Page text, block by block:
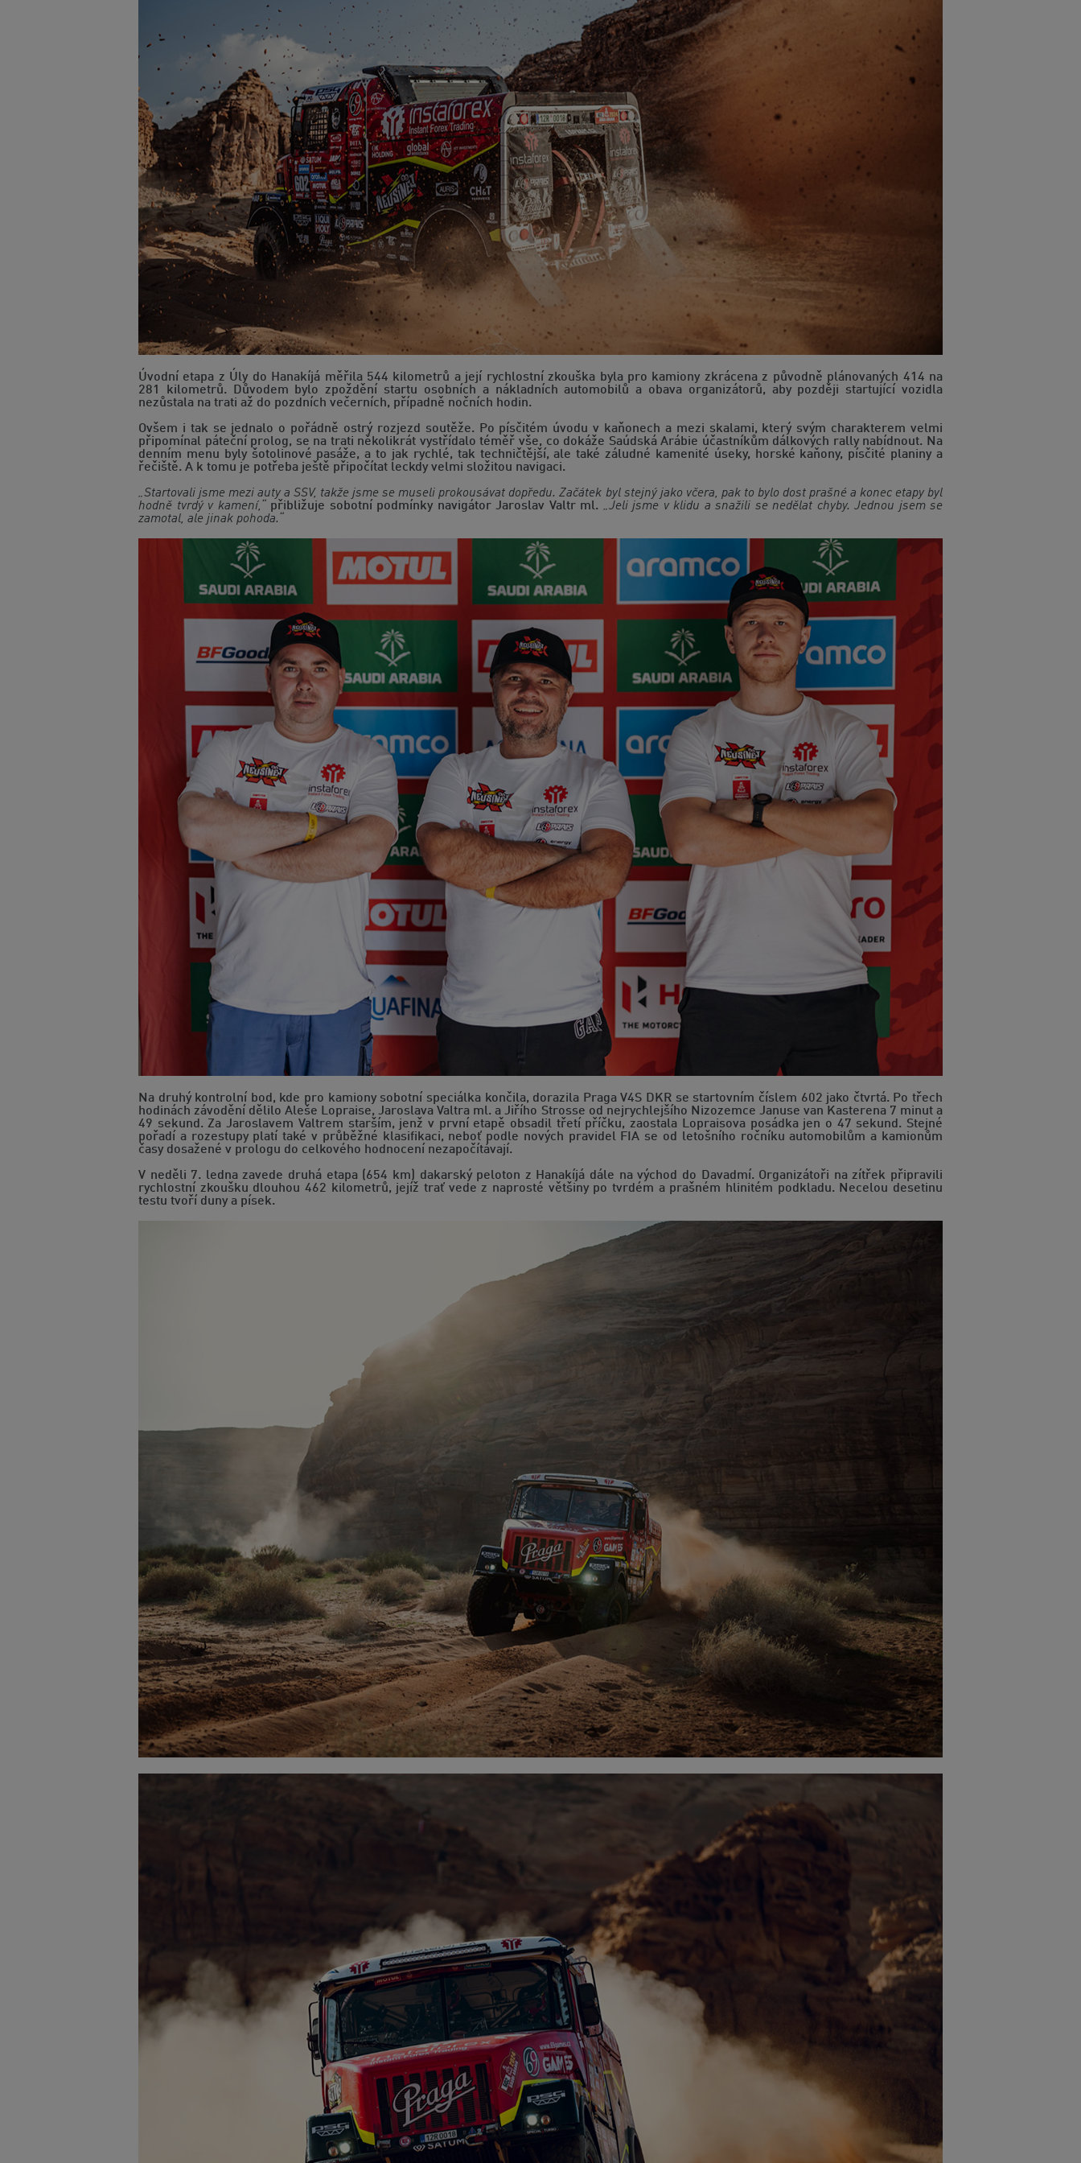
Úvodní etapa z Úly do Hanakíjá měřila 544 kilometrů a její rychlostní zkouška byla pro kamiony zkrácena z původně plánovaných 414 na
281 kilometrů. Důvodem bylo zpoždění startu osobních a nákladních automobilů a obava organizátorů, aby později startující vozidla
nezůstala na trati až do pozdních večerních, případně nočních hodin.
Ovšem i tak se jednalo o pořádně ostrý rozjezd soutěže. Po písčitém úvodu v kaňonech a mezi skalami, který svým charakterem velmi
připomínal páteční prolog, se na trati několikrát vystřídalo téměř vše, co dokáže Saúdská Arábie účastníkům dálkových rally nabídnout. Na
denním menu byly šotolinové pasáže, a to jak rychlé, tak techničtější, ale také záludné kamenité úseky, horské kaňony, písčité planiny a
řečiště. A k tomu je potřeba ještě připočítat leckdy velmi složitou navigaci.
„Startovali jsme mezi auty a SSV, takže jsme se museli prokousávat dopředu. Začátek byl stejný jako včera, pak to bylo dost prašné a konec etapy byl
hodně tvrdý v kamení,“
přibližuje sobotní podmínky navigátor Jaroslav Valtr ml. „Jeli jsme v klidu a snažili se nedělat chyby. Jednou jsem se
zamotal, ale jinak pohoda.“
Na druhý kontrolní bod, kde pro kamiony sobotní speciálka končila, dorazila Praga V4S DKR se startovním číslem 602 jako čtvrtá. Po třech
hodinách závodění dělilo Aleše Lopraise, Jaroslava Valtra ml. a Jiřího Strosse od nejrychlejšího Nizozemce Januse van Kasterena 7 minut a
49 sekund. Za Jaroslavem Valtrem starším, jenž v první etapě obsadil třetí příčku, zaostala Lopraisova posádka jen o 47 sekund. Stejné
pořadí a rozestupy platí také v průběžné klasifikaci, neboť podle nových pravidel FIA se od letošního ročníku automobilům a kamionům
časy dosažené v prologu do celkového hodnocení nezapočítávají.
V neděli 7. ledna zavede druhá etapa (654 km) dakarský peloton z Hanakíjá dále na východ do Davadmí. Organizátoři na zítřek připravili
rychlostní zkoušku dlouhou 462 kilometrů, jejíž trať vede z naprosté většiny po tvrdém a prašném hlinitém podkladu. Necelou desetinu
testu tvoří duny a písek.